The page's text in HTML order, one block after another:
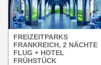
FREIZEITPARKS
FRANKREICH, 2 NÄCHTE
FLUG + HOTEL
FRÜHSTÜCK